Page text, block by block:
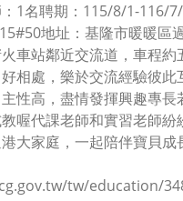
1名聘期：115/8/1-116/
地址：基隆市暖暖區
車站鄰近交流道，車程約
相處，樂於交流經驗彼此
性高，盡情發揮興趣專長
喔代課老師和實習老師紛
大家庭，一起陪伴寶貝成
tw/education/